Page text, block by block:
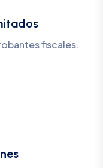
fiscales.